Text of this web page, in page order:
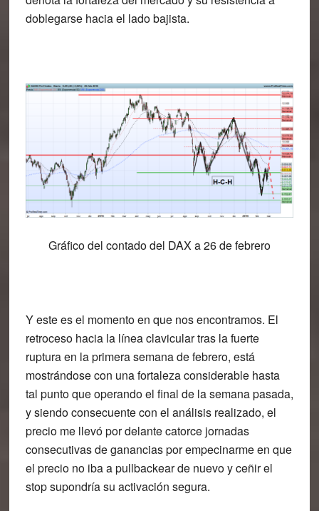
doblegarse hacia el lado bajista.
Gráfico del contado del DAX a 26 de febrero
Y este es el momento en que nos encontramos. El
retroceso hacia la línea clavicular tras la fuerte
ruptura en la primera semana de febrero, está
mostrándose con una fortaleza considerable hasta
tal punto que operando el final de la semana pasada,
y siendo consecuente con el análisis realizado, el
precio me llevó por delante catorce jornadas
consecutivas de ganancias por empecinarme en que
el precio no iba a pullbackear de nuevo y ceñir el
stop supondría su activación segura.